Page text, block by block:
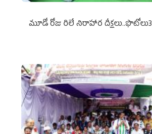
మూడో రోజు రిలే నిరాహార దీక్షలు..ఫొటోలు3